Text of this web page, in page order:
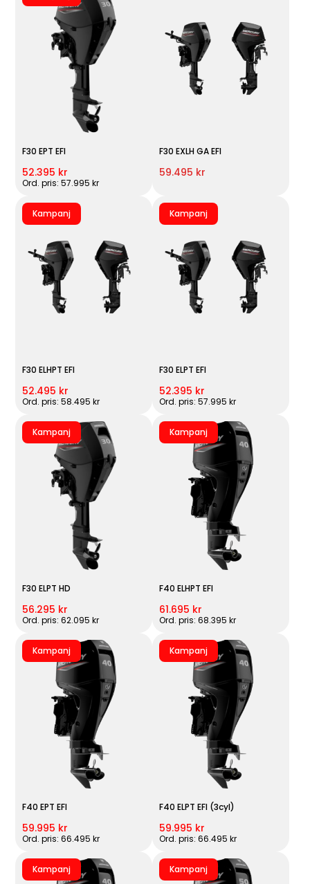
F30 EPT EFI
52.395 kr
Ord. pris: 57.995 kr
F30 EXLH GA EFI
59.495 kr
Kampanj
F30 ELHPT EFI
52.495 kr
Ord. pris: 58.495 kr
Kampanj
F30 ELPT EFI
52.395 kr
Ord. pris: 57.995 kr
Kampanj
F30 ELPT HD
56.295 kr
Ord. pris: 62.095 kr
Kampanj
F40 ELHPT EFI
61.695 kr
Ord. pris: 68.395 kr
Kampanj
F40 EPT EFI
59.995 kr
Ord. pris: 66.495 kr
Kampanj
F40 ELPT EFI (3cyl)
59.995 kr
Ord. pris: 66.495 kr
Kampanj Kampanj